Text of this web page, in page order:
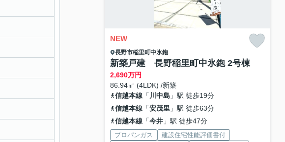
NEW
長野市稲里町中氷鉋
新築戸建 長野稲里町中氷鉋 2号棟
2,690万円
86.94㎡ (4LDK) /新築
信越本線「 川中島 」駅 徒歩19分
信越本線「安茂里 」駅 徒歩63分
信越本線「今井」駅 徒歩47分
プロパンガス
建設住宅性能評価書付